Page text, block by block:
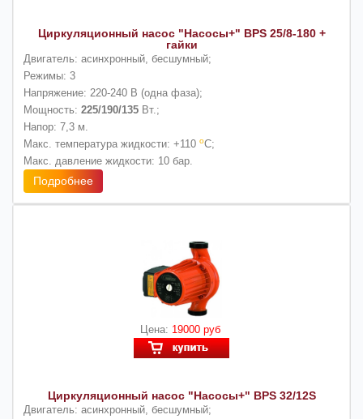
Циркуляционный насос "Насосы+" BPS 25/8-180 +
гайки
Двигатель: асинхронный, бесшумный;
Режимы: 3
Напряжение: 220-240 В (одна фаза);
Мощность: 225/190/135 Вт.;
Напор: 7,3 м.
Макс. температура жидкости: +110 оС;
Макс. давление жидкости: 10 бар.
Подробнее
Цена: 19000 руб
Циркуляционный насос "Насосы+" BPS 32/12S
Двигатель: асинхронный, бесшумный;